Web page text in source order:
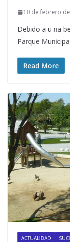
10 de febrero
Debido a u na
Parque
Read More
ACTUALIDAD